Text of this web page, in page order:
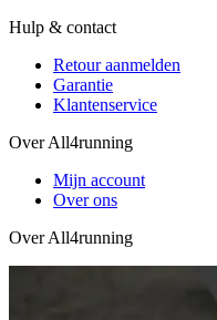
Hulp & contact
Retour aanmelden
Garantie
Klantenservice
Over All4running
Mijn account
Over ons
Over All4running